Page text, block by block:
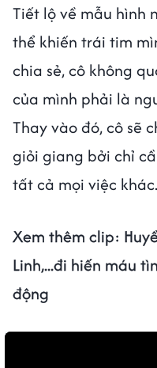
Tiết lộ về mẫu hình
thể khiến trái tim
chia sẻ, cô không
của mình phải là
Thay vào đó, cô sẽ
giỏi giang bởi chỉ
tất cả mọi việc khác.
Xem thêm clip:
Linh,...đi hiến máu
động